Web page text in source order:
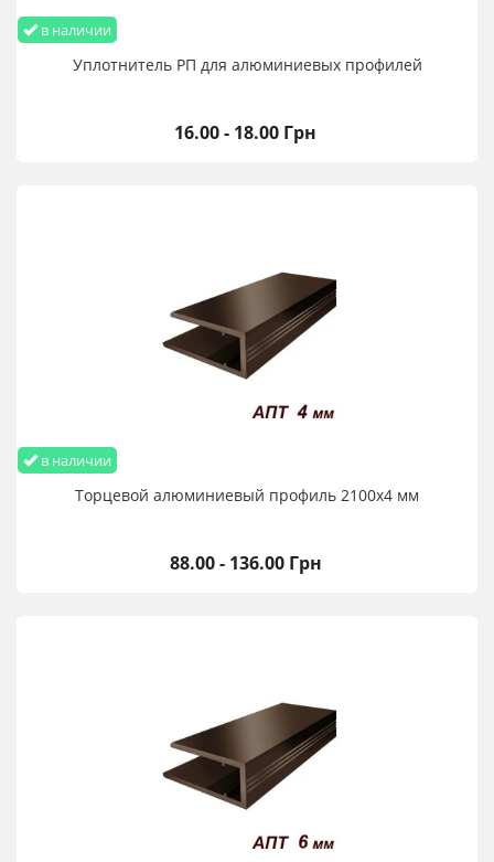
в наличии
Уплотнитель РП для алюминиевых профилей
16.00 - 18.00 Грн
в наличии
Торцевой алюминиевый профиль 2100х4 мм
88.00 - 136.00 Грн